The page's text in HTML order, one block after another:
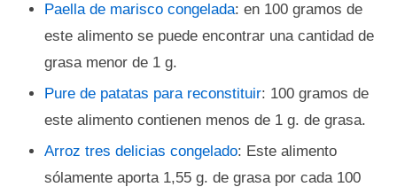
Paella de marisco congelada: en 100 gramos de
este alimento se puede encontrar una cantidad de
grasa menor de 1 g.
Pure de patatas para reconstituir: 100 gramos de
este alimento contienen menos de 1 g. de grasa.
Arroz tres delicias congelado: Este alimento
sólamente aporta 1,55 g. de grasa por cada 100